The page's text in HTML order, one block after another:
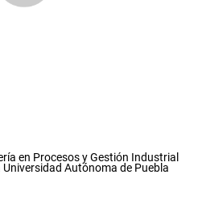
en Procesos y Gestión Industrial
Autónoma de Puebla